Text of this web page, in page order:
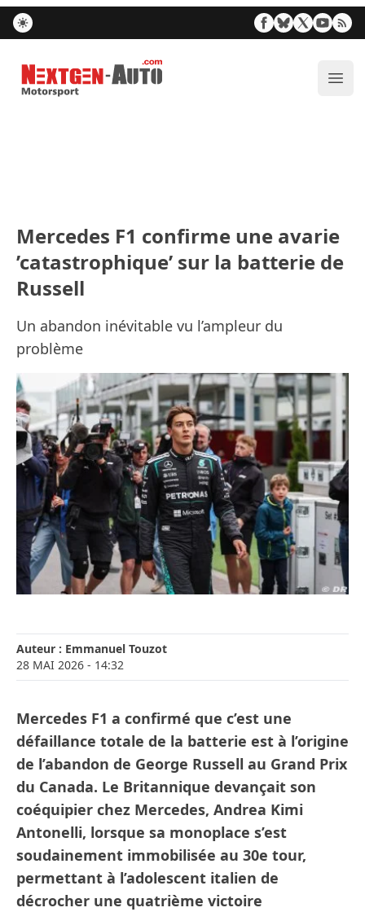
Nextgen-Auto.com
Mercedes F1 confirme une avarie
’catastrophique’ sur la batterie de
Russell
Un abandon inévitable vu l’ampleur du
problème
Auteur : Emmanuel Touzot
28 MAI 2026 - 14:32
Mercedes F1 a confirmé que c’est une
défaillance totale de la batterie est à l’origine
de l’abandon de George Russell au Grand Prix
du Canada. Le Britannique devançait son
coéquipier chez Mercedes, Andrea Kimi
Antonelli, lorsque sa monoplace s’est
soudainement immobilisée au 30e tour,
permettant à l’adolescent italien de
décrocher une quatrième victoire